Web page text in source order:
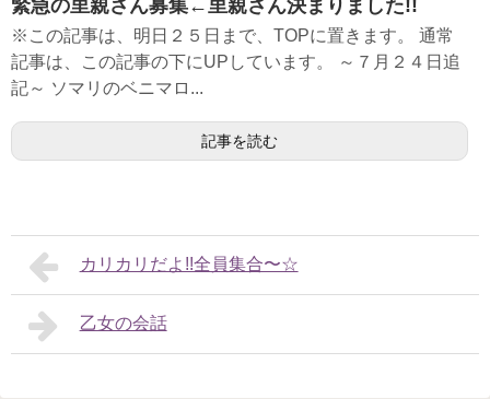
緊急の里親さん募集←里親さん決まりました!!
※この記事は、明日２５日まで、TOPに置きます。 通常
記事は、この記事の下にUPしています。 ～７月２４日追
記～ ソマリのベニマロ...
記事を読む
カリカリだよ!!全員集合〜☆
乙女の会話